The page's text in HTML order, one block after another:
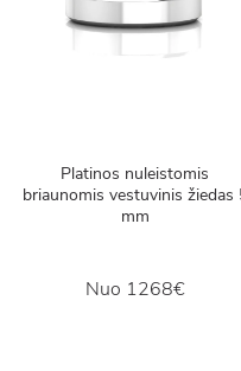
Platinos nuleistomis
briaunomis vestuvinis žiedas
mm
Nuo 1268€